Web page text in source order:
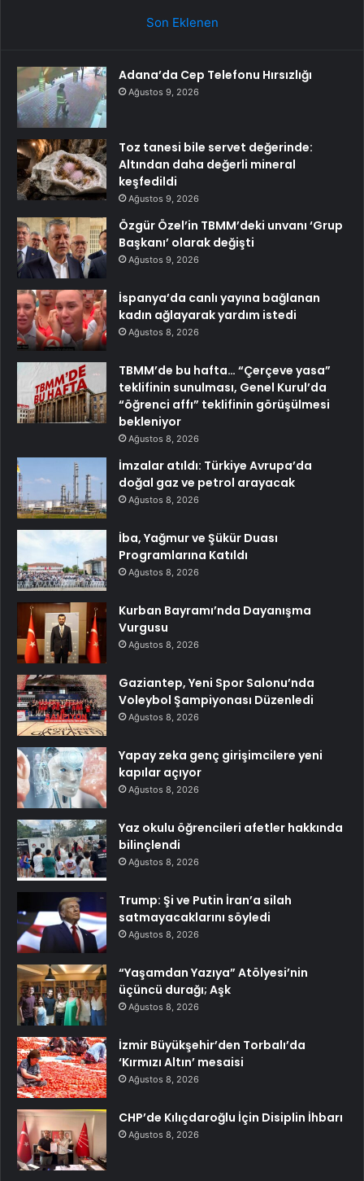
Son Eklenen
Adana’da Cep Telefonu Hırsızlığı
Ağustos 9, 2026
Toz tanesi bile servet değerinde:
Altından daha değerli mineral
keşfedildi
Ağustos 9, 2026
Özgür Özel’in TBMM’deki unvanı ‘Grup
Başkanı’ olarak değişti
Ağustos 9, 2026
İspanya’da canlı yayına bağlanan
kadın ağlayarak yardım istedi
Ağustos 8, 2026
TBMM’de bu hafta… “Çerçeve yasa”
teklifinin sunulması, Genel Kurul’da
“öğrenci affı” teklifinin görüşülmesi
bekleniyor
Ağustos 8, 2026
İmzalar atıldı: Türkiye Avrupa’da
doğal gaz ve petrol arayacak
Ağustos 8, 2026
İba, Yağmur ve Şükür Duası
Programlarına Katıldı
Ağustos 8, 2026
Kurban Bayramı’nda Dayanışma
Vurgusu
Ağustos 8, 2026
Gaziantep, Yeni Spor Salonu’nda
Voleybol Şampiyonası Düzenledi
Ağustos 8, 2026
Yapay zeka genç girişimcilere yeni
kapılar açıyor
Ağustos 8, 2026
Yaz okulu öğrencileri afetler hakkında
bilinçlendi
Ağustos 8, 2026
Trump: Şi ve Putin İran’a silah
satmayacaklarını söyledi
Ağustos 8, 2026
“Yaşamdan Yazıya” Atölyesi’nin
üçüncü durağı; Aşk
Ağustos 8, 2026
İzmir Büyükşehir’den Torbalı’da
‘Kırmızı Altın’ mesaisi
Ağustos 8, 2026
CHP’de Kılıçdaroğlu İçin Disiplin İhbarı
Ağustos 8, 2026